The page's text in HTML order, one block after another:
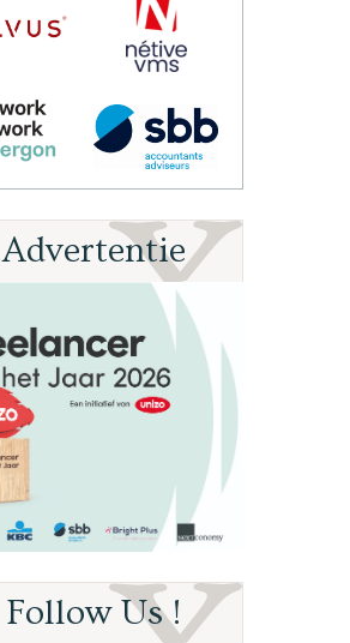
Advertentie
Follow Us !